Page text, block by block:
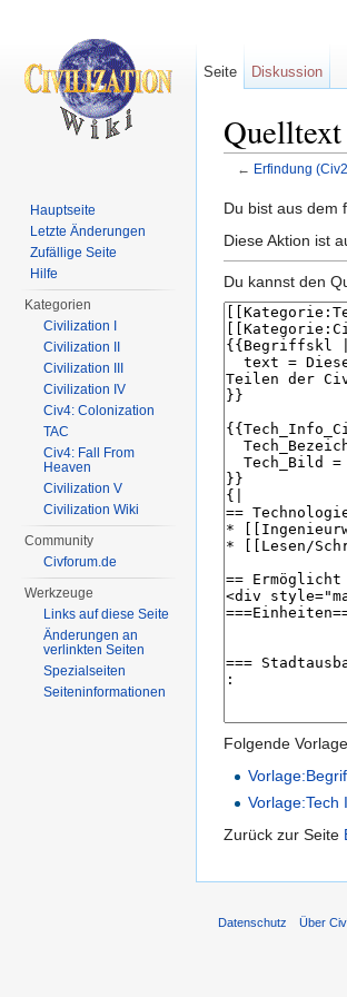
← Erfindung
Du bist aus dem
Diese Aktion ist
Du kannst den
Folgende
Vorlage:Tech
Zurück zur Seite
Seite Diskussion
Hauptseite
Letzte Änderungen
Zufällige Seite
Hilfe
Kategorien
Civilization I
Civilization II
Civilization III
Civilization IV
Civ4: Colonization
TAC
Civ4: Fall From
Heaven
Civilization V
Civilization Wiki
Community
Civforum.de
Werkzeuge
Links auf diese Seite
Änderungen an
verlinkten Seiten
Spezialseiten
Seiten­informationen
Datenschutz Über